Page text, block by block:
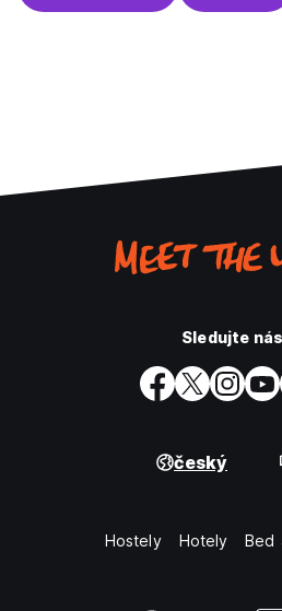
Sledujte
český
Hostely Hotely Bed